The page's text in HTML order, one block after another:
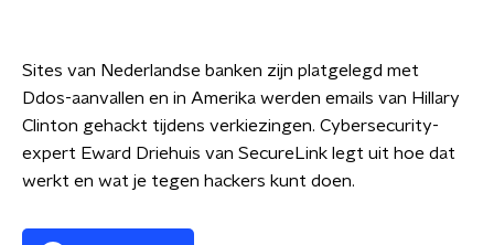
Sites van Nederlandse banken zijn platgelegd met
Ddos-aanvallen en in Amerika werden emails van Hillary
Clinton gehackt tijdens verkiezingen. Cybersecurity-
expert Eward Driehuis van SecureLink legt uit hoe dat
werkt en wat je tegen hackers kunt doen.